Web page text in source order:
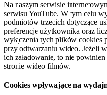
Na naszym serwisie
serwisu YouTube. W tym celu
podmiotów trzecich dotyczące
preferencje użytkownika oraz
wyłączenia tych plików cookies
przy odtwarzaniu wideo. Jeżeli
ich załadowanie, to nie
stronie wideo filmów.
Cookies wpływające na